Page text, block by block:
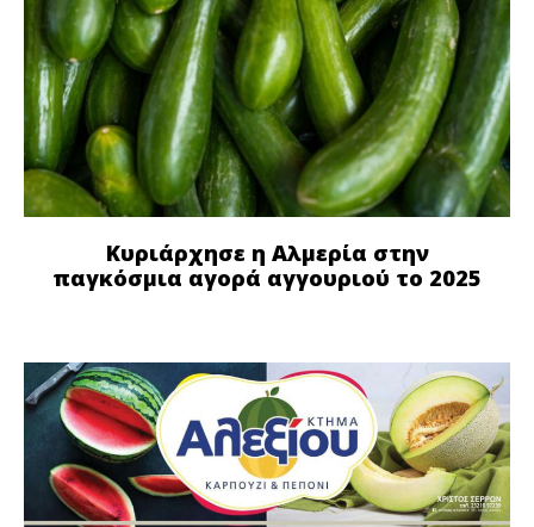
Κυριάρχησε η Αλμερία στην
παγκόσμια αγορά αγγουριού το 2025